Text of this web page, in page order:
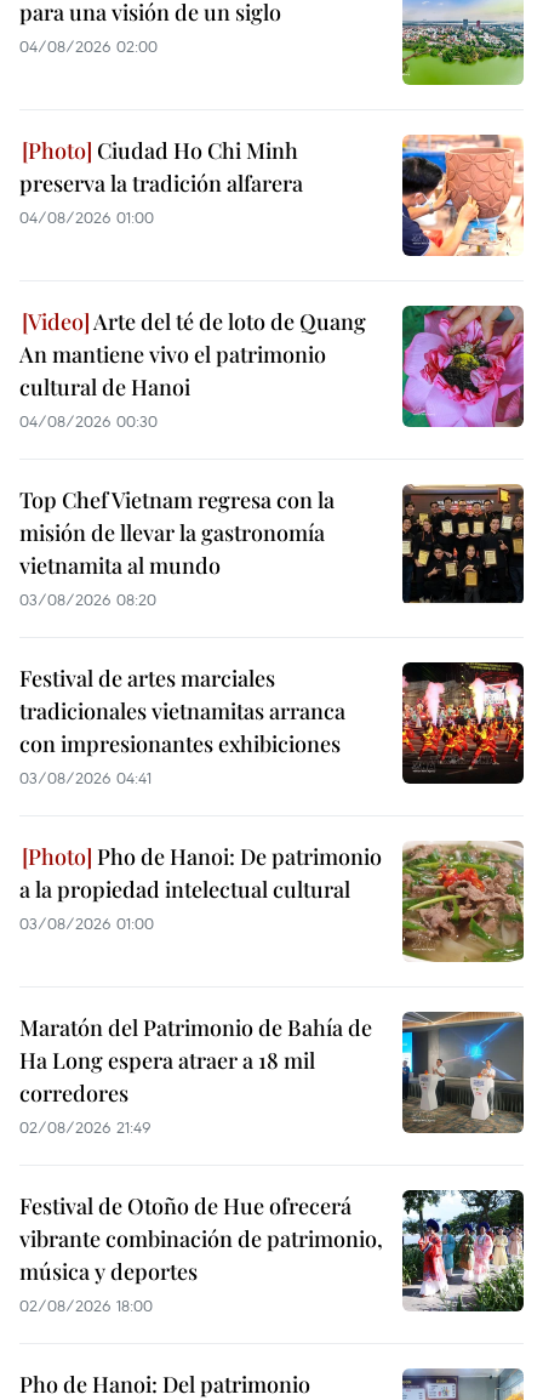
para una visión de un siglo
04/08/2026 02:00
Ciudad Ho Chi Minh
preserva la tradición alfarera
04/08/2026 01:00
Arte del té de loto de Quang
An mantiene vivo el patrimonio
cultural de Hanoi
04/08/2026 00:30
Top Chef Vietnam regresa con la
misión de llevar la gastronomía
vietnamita al mundo
03/08/2026 08:20
Festival de artes marciales
tradicionales vietnamitas arranca
con impresionantes exhibiciones
03/08/2026 04:41
Pho de Hanoi: De patrimonio
a la propiedad intelectual cultural
03/08/2026 01:00
Maratón del Patrimonio de Bahía de
Ha Long espera atraer a 18 mil
corredores
02/08/2026 21:49
Festival de Otoño de Hue ofrecerá
vibrante combinación de patrimonio,
música y deportes
02/08/2026 18:00
Pho de Hanoi: Del patrimonio